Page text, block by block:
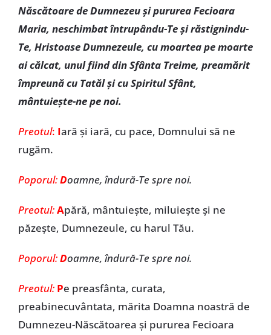
Născătoare de Dumnezeu şi pururea Fecioara
Maria, neschimbat întrupându-Te şi răstignindu-
Te, Hristoase Dumnezeule, cu moartea pe moarte
ai călcat, unul fiind din Sfânta Treime, preamărit
împreună cu Tatăl şi cu Spiritul Sfânt,
mântuieşte-ne pe noi.
Preotul: Iară şi iară, cu pace, Domnului să ne
rugăm.
Poporul:Doamne, îndură-Te spre noi.
Preotul:Apără, mântuieşte, miluieşte şi ne
păzeşte, Dumnezeule, cu harul Tău.
Poporul:Doamne, îndură-Te spre noi.
Preotul: Pe preasfânta, curata,
preabinecuvântata, mărita Doamna noastră de
Dumnezeu-Născătoarea şi pururea Fecioara